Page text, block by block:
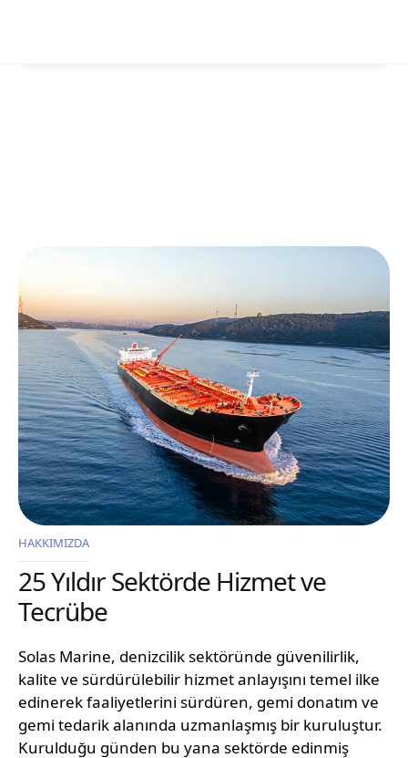
HAKKIMIZDA
25 Yıldır Sektörde Hizmet ve
Tecrübe
Solas Marine, denizcilik sektöründe güvenilirlik,
kalite ve sürdürülebilir hizmet anlayışını temel ilke
edinerek faaliyetlerini sürdüren, gemi donatım ve
gemi tedarik alanında uzmanlaşmış bir kuruluştur.
Kurulduğu günden bu yana sektörde edinmiş